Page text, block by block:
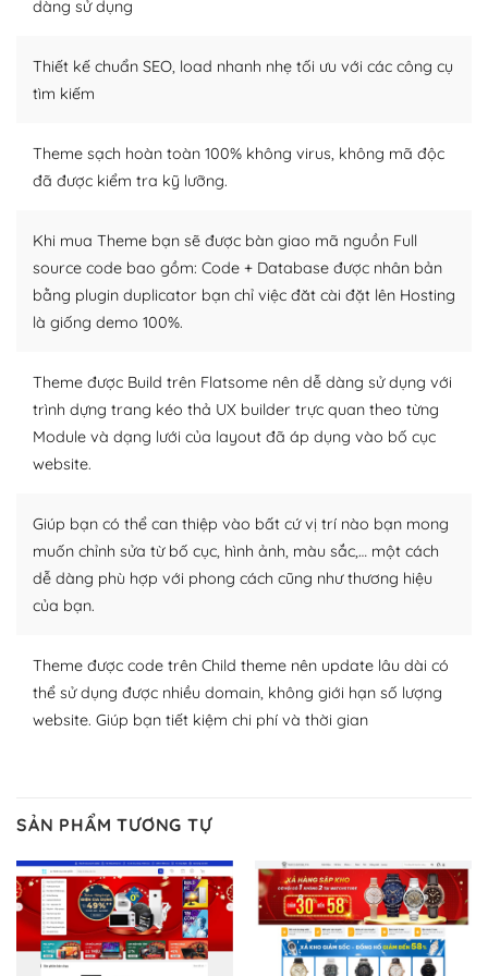
– Sở hữu một cộng đồng lớn, sẵn sàng hỗ trợ
khổng lồ được kiểm duyệt bởi các nhân viên và những
người cuồng tín WordPress.
Nếu bạn gặp khó khăn, bạn có thể lên mạng và tìm
kiếm những cộng đồng WordPress, họ sẽ giúp bạn trả
lời, giải đáp vấn đề của bạn.
Cộng đồng sử dụng WordPress sẵn sàng hỗ trợ bạn
– Đa dạng plugin và themes
Plugin mở rộng là thành phần cài đặt thêm vào
WordPress để tăng thêm các tính năng cần thiết. Có
nhiều plugin trả phí hoặc miễn phí.
Nhờ lượng người dùng đông đảo, thư viện themes và
plugin của WordPress rất phong phú. Bạn có thể thỏa
thích chọn lựa plugin và themes phù hợp cho mục đích
lập website của mình.
– Dễ sử dụng
Và bạn có toàn quyền tự do khi quyết định nơi lưu trữ
trang web WordPress của bạn.
Dễ dàng lựa chọn Hosting cho website WordPress
– Bảo mật cực tốt
dàng sử dụng
Thiết kế chuẩn SEO, load nhanh nhẹ tối ưu với các công cụ
tìm kiếm
Theme sạch hoàn toàn 100% không virus, không mã độc
đã được kiểm tra kỹ lưỡng.
Khi mua Theme bạn sẽ được bàn giao mã nguồn Full
source code bao gồm: Code + Database được nhân bản
bằng plugin duplicator bạn chỉ việc đăt cài đặt lên Hosting
là giống demo 100%.
Theme được Build trên Flatsome nên dễ dàng sử dụng với
trình dựng trang kéo thả UX builder trực quan theo từng
Module và dạng lưới của layout đã áp dụng vào bố cục
website.
Giúp bạn có thể can thiệp vào bất cứ vị trí nào bạn mong
muốn chỉnh sửa từ bố cục, hình ảnh, màu sắc,… một cách
dễ dàng phù hợp với phong cách cũng như thương hiệu
của bạn.
Theme được code trên Child theme nên update lâu dài có
thể sử dụng được nhiều domain, không giới hạn số lượng
website. Giúp bạn tiết kiệm chi phí và thời gian
SẢN PHẨM TƯƠNG TỰ